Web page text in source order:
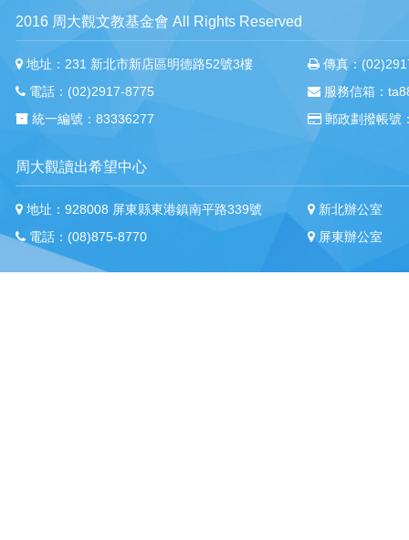
2016 周大觀文教基金會 All Rights Reserved
地址：231 新北市新店區明德路52號3樓
電話：(02)2917-8775
統一編號：83336277
傳真：
服務信箱：
郵政劃撥帳號
周大觀讀出希望中心
地址：928008 屏東縣東港鎮南平路339號
電話：(08)875-8770
新北辦公室
屏東辦公室